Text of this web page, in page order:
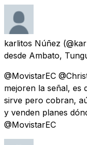
karlitos Núñez
desde Ambato,
@MovistarEC
mejoren la señal, es
sirve pero cobran,
y venden planes
@MovistarEC